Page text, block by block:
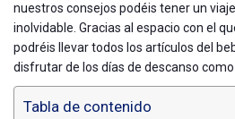
nuestros consejos podéis tener un
inolvidable. Gracias al espacio con el
podréis llevar todos los artículos del
disfrutar de los días de descanso como
Tabla de contenido